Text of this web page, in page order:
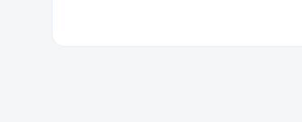
учет всех ограничений
Огромная благодарность,